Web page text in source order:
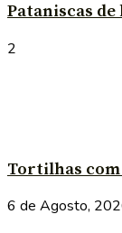
Pataniscas
2
Tortilhas com
6 de Agosto,